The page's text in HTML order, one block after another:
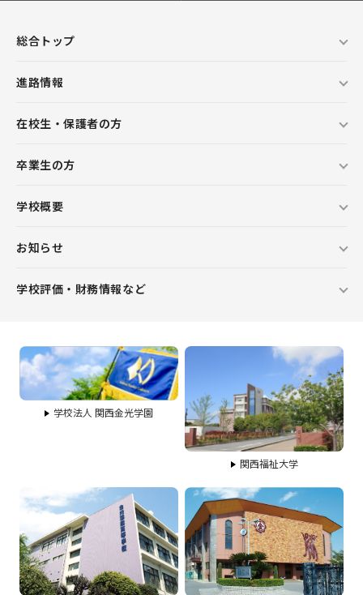
総合トップ
進路情報
在校生・保護者の方
卒業生の方
学校概要
お知らせ
学校評価・財務情報など
学校法人 関西金光学園
関西福祉大学